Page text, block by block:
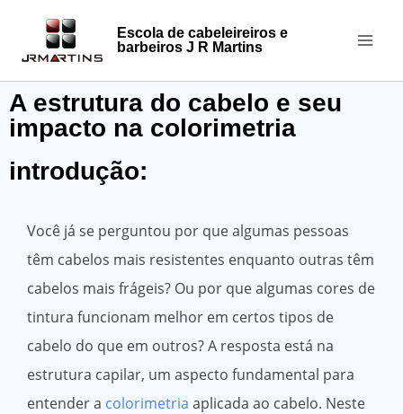
Escola de cabeleireiros e
barbeiros J R Martins
A estrutura do cabelo e seu
impacto na colorimetria
introdução:
Você já se perguntou por que algumas pessoas
têm cabelos mais resistentes enquanto outras têm
cabelos mais frágeis? Ou por que algumas cores de
tintura funcionam melhor em certos tipos de
cabelo do que em outros? A resposta está na
estrutura capilar, um aspecto fundamental para
entender a colorimetria aplicada ao cabelo. Neste